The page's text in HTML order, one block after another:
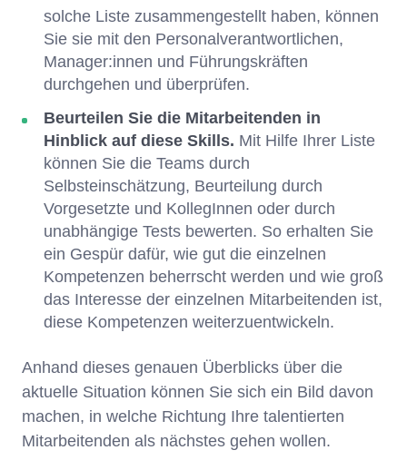
solche Liste zusammengestellt haben, können
Sie sie mit den Personalverantwortlichen,
Manager:innen und Führungskräften
durchgehen und überprüfen.
Beurteilen Sie die Mitarbeitenden in
Hinblick auf diese Skills. Mit Hilfe Ihrer Liste
können Sie die Teams durch
Selbsteinschätzung, Beurteilung durch
Vorgesetzte und KollegInnen oder durch
unabhängige Tests bewerten. So erhalten Sie
ein Gespür dafür, wie gut die einzelnen
Kompetenzen beherrscht werden und wie groß
das Interesse der einzelnen Mitarbeitenden ist,
diese Kompetenzen weiterzuentwickeln.
Anhand dieses genauen Überblicks über die
aktuelle Situation können Sie sich ein Bild davon
machen, in welche Richtung Ihre talentierten
Mitarbeitenden als nächstes gehen wollen.